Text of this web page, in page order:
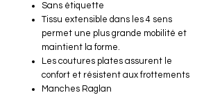
Sans étiquette
Tissu extensible dans les 4 sens
permet une plus grande mobilité et
maintient la forme.
Les coutures plates assurent le
confort et résistent aux frottements
Manches Raglan